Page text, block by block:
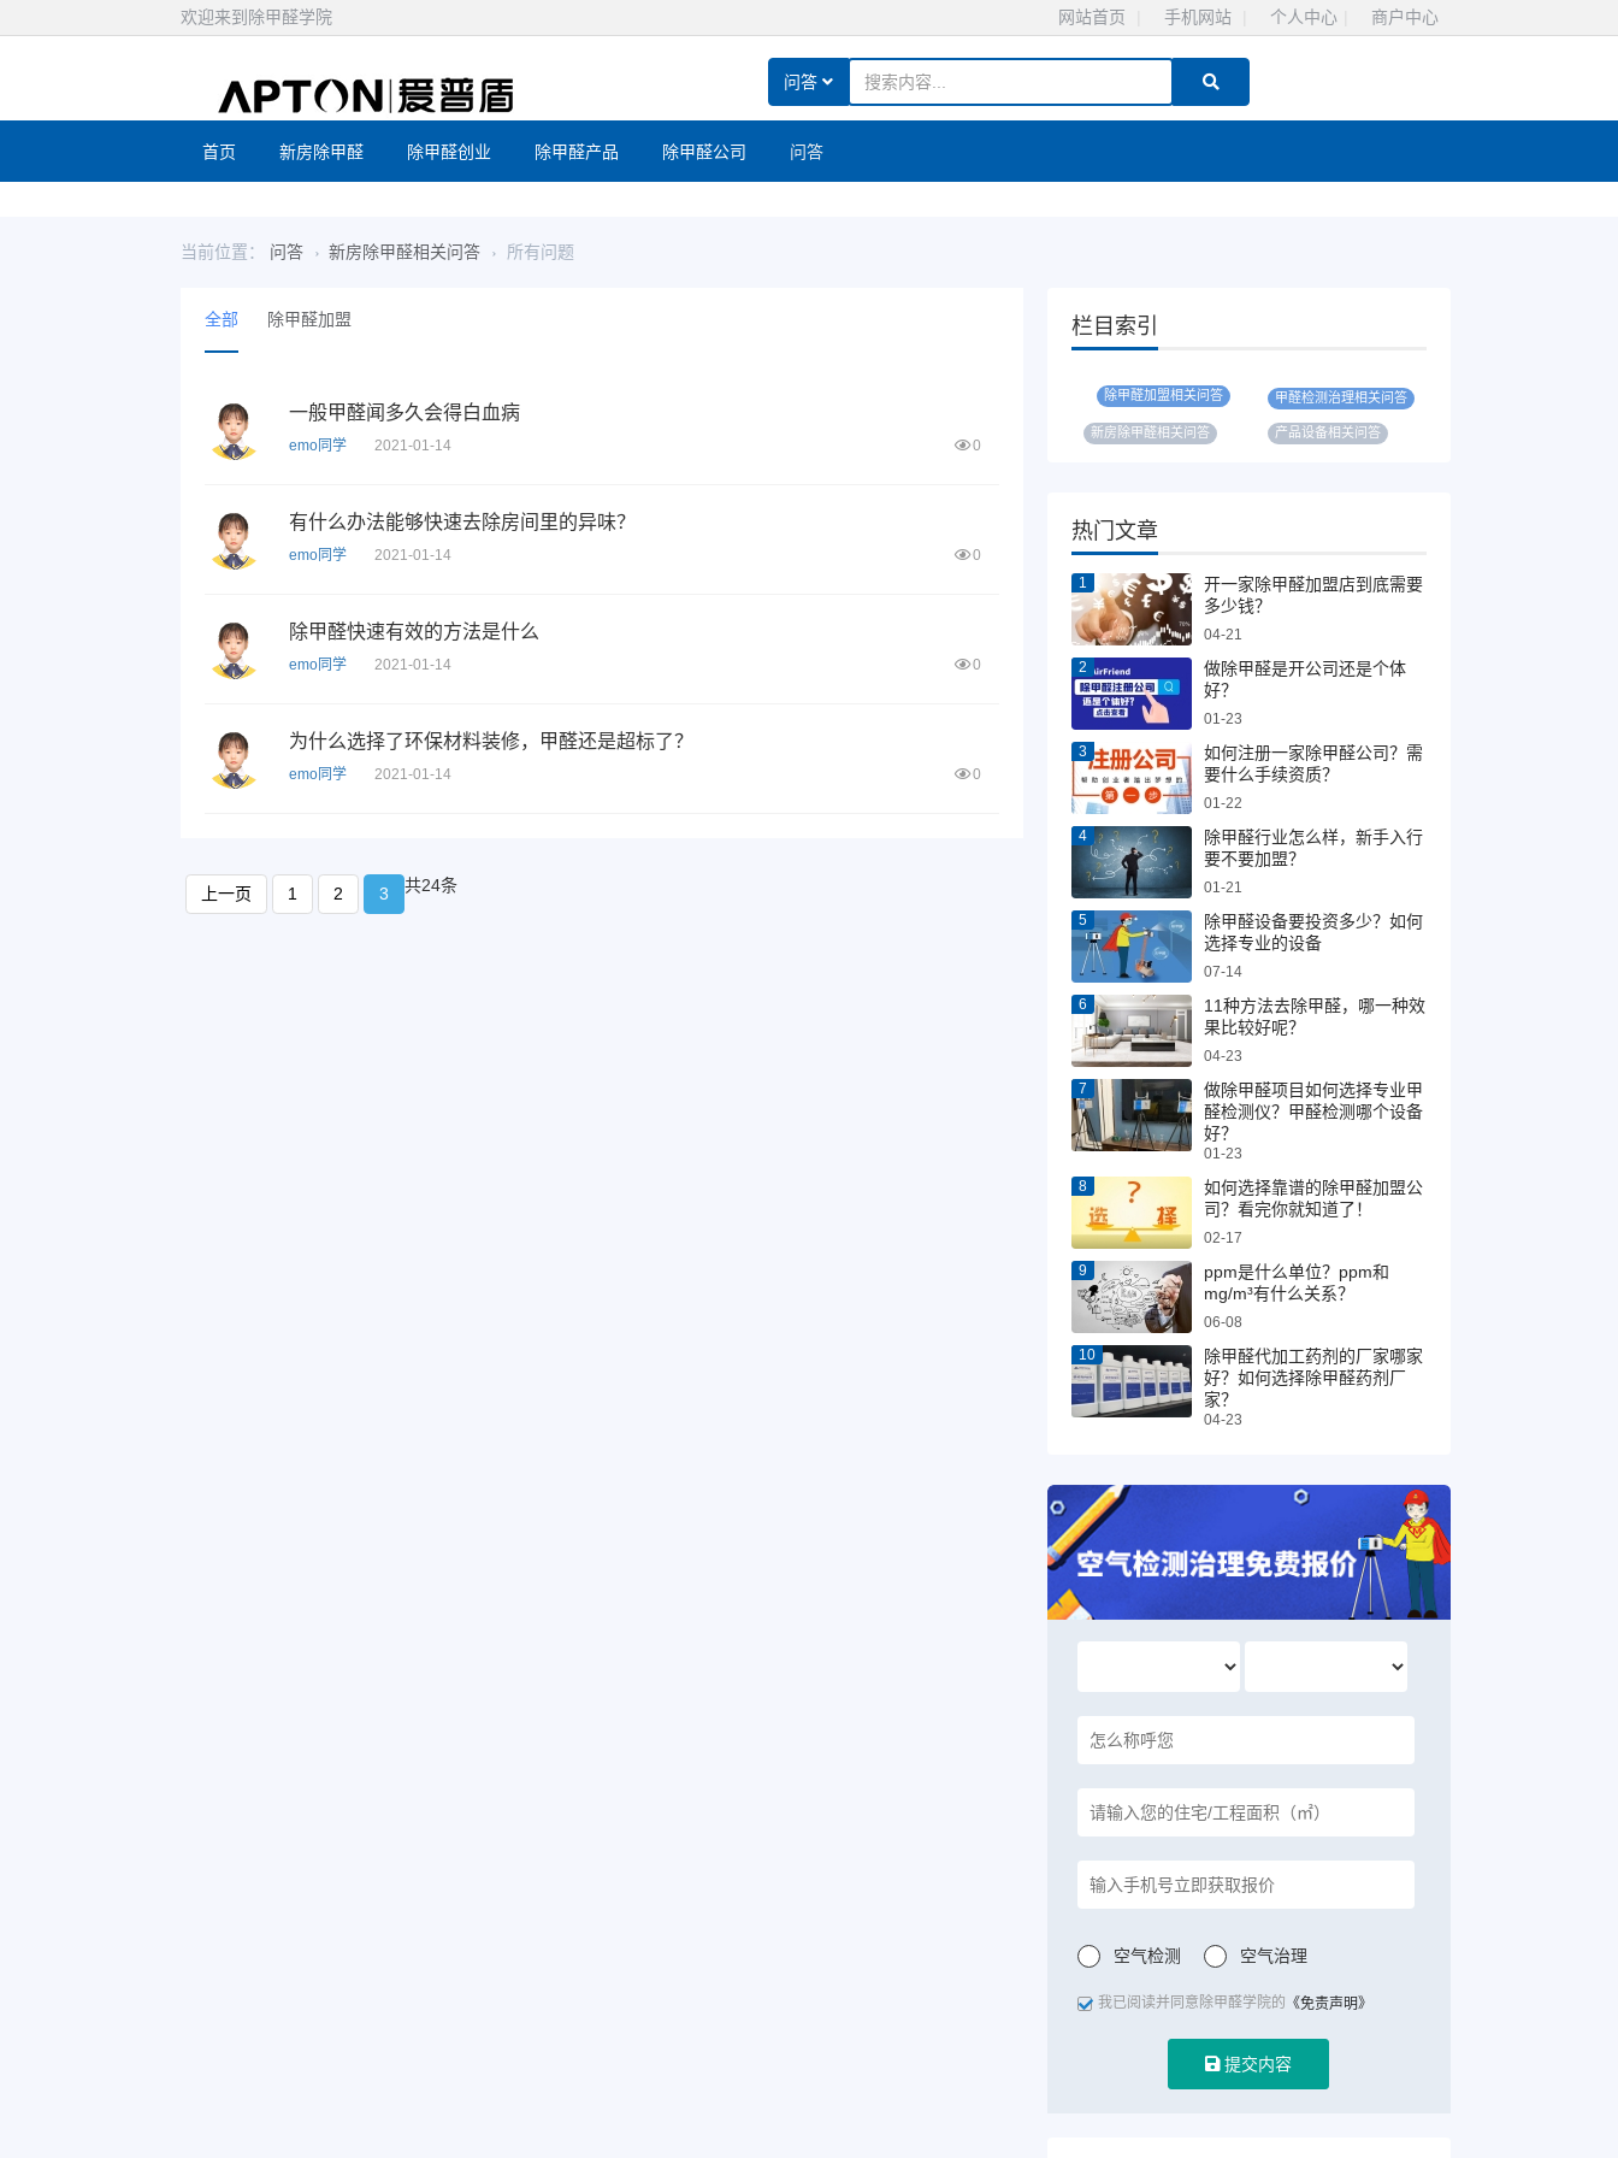
欢迎来到除甲醛学院 网站首页 手机网站 个人中心 商户中心
问答
首页 新房除甲醛 除甲醛创业 除甲醛产品 除甲醛公司 问答
当前位置： 问答 新房除甲醛相关问答 所有问题
全部 除甲醛加盟
一般甲醛闻多久会得白血病
emo同学 2021-01-14 0
有什么办法能够快速去除房间里的异味？
emo同学 2021-01-14 0
除甲醛快速有效的方法是什么
emo同学 2021-01-14 0
为什么选择了环保材料装修，甲醛还是超标了？
emo同学 2021-01-14 0
共24条
上一页 1 2 3
栏目索引
除甲醛加盟相关问答 甲醛检测治理相关问答
新房除甲醛相关问答 产品设备相关问答
热门文章
开一家除甲醛加盟店到底需要
多少钱？
04-21
做除甲醛是开公司还是个体
好？
01-23
如何注册一家除甲醛公司？需
要什么手续资质？
01-22
除甲醛行业怎么样，新手入行
要不要加盟？
01-21
除甲醛设备要投资多少？如何
选择专业的设备
07-14
11种方法去除甲醛，哪一种效
果比较好呢？
04-23
做除甲醛项目如何选择专业甲
醛检测仪？甲醛检测哪个设备
好？
01-23
如何选择靠谱的除甲醛加盟公
司？看完你就知道了！
02-17
​ppm是什么单位？ppm和
mg/m³有什么关系？
06-08
除甲醛代加工药剂的厂家哪家
好？如何选择除甲醛药剂厂
家？
04-23
空气检测 空气治理
我已阅读并同意除甲醛学院的 《免责声明》
提交内容